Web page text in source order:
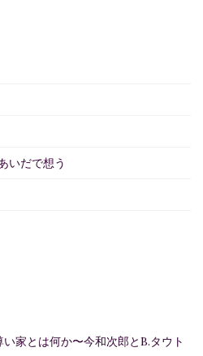
いだで想う
い家とは何か〜今和次郎とB.タウト